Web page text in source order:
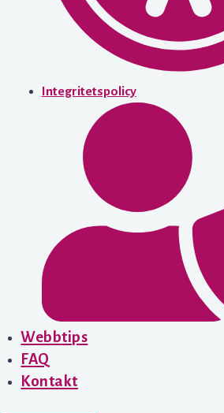
Integritetspolicy
Webbtips
FAQ
Kontakt